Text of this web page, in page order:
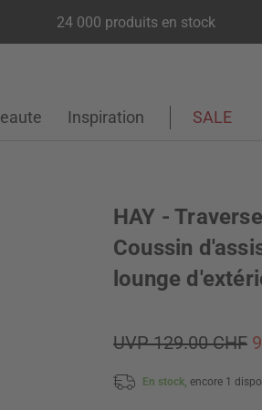
24 000 produits en stock
Inspiration SALE
HAY -
Coussin
lounge
UVP 129.00 CHF
En stock, encore 1